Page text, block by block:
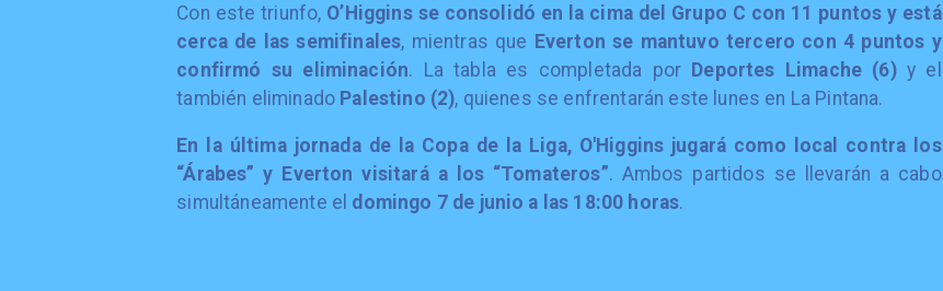
Con este triunfo, O’Higgins se consolidó en la cima del Grupo C con 11 puntos y está
cerca de las semifinales, mientras que Everton se mantuvo tercero con 4 puntos y
confirmó su eliminación. La tabla es completada por Deportes Limache (6)y el
también eliminado Palestino (2), quienes se enfrentarán este lunes en La Pintana.
En la última jornada de la Copa de la Liga, O'Higgins jugará como local contra los
“Árabes” y Everton visitará a los “Tomateros”. Ambos partidos se llevarán a cabo
simultáneamente el domingo 7 de junio a las 18:00 horas.